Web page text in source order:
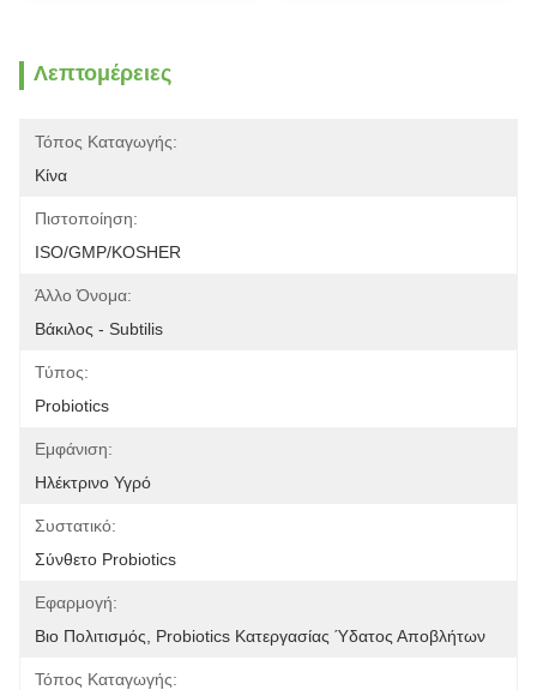
Λεπτομέρειες
Τόπος Καταγωγής:
Κίνα
Πιστοποίηση:
ISO/GMP/KOSHER
Άλλο Όνομα:
Βάκιλος - Subtilis
Τύπος:
Probiotics
Εμφάνιση:
Ηλέκτρινο Υγρό
Συστατικό:
Σύνθετο Probiotics
Εφαρμογή:
Βιο Πολιτισμός, Probiotics Κατεργασίας Ύδατος Αποβλήτων
Τόπος Καταγωγής: